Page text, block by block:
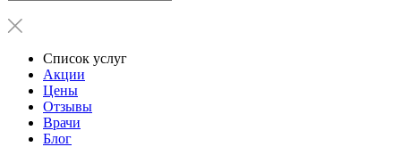
Список услуг
Акции
Цены
Отзывы
Врачи
Блог